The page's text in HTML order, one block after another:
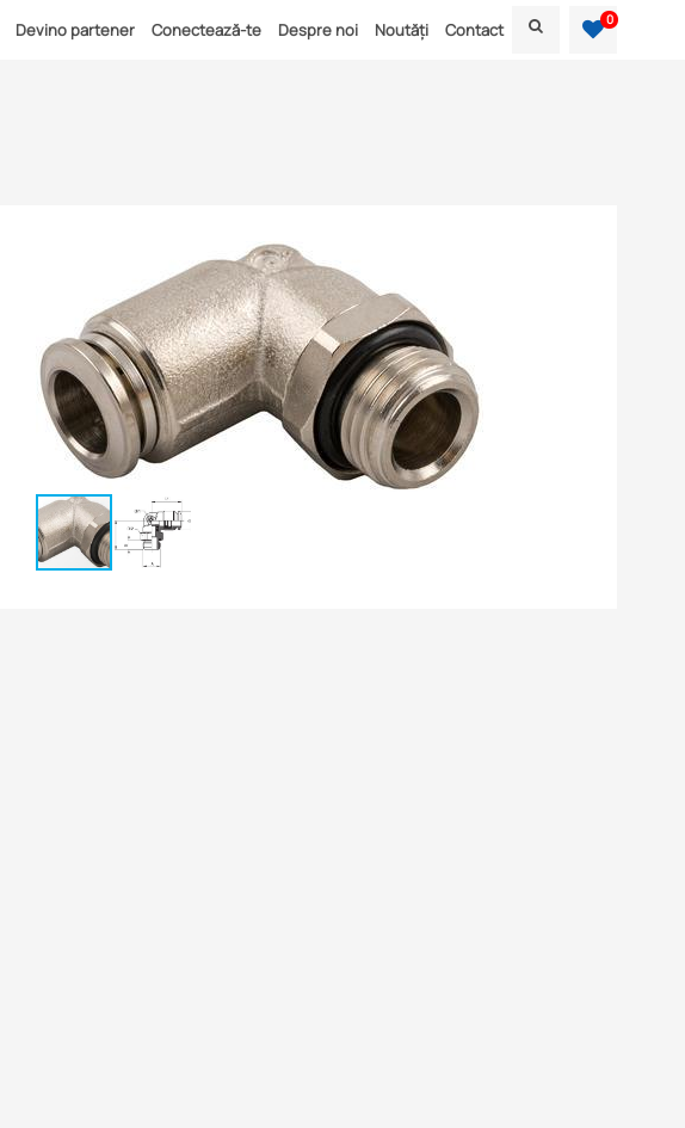
Devino partener Conectează-te Despre noi Noutăți Contact 0